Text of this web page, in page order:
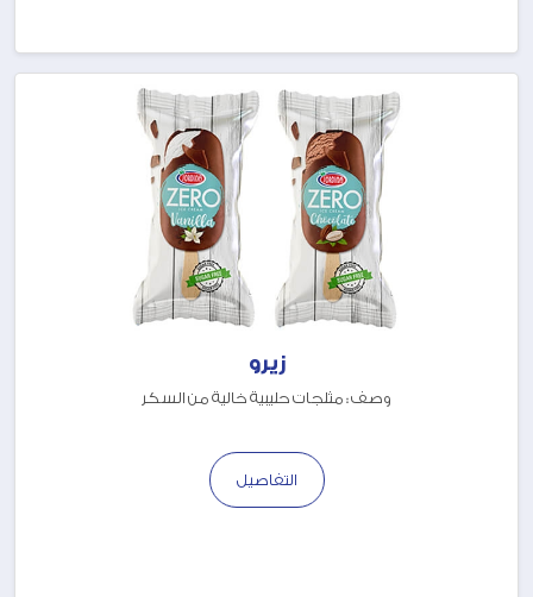
زيرو
وصف : مثلجات حليبية خالية من السكر
التفاصيل